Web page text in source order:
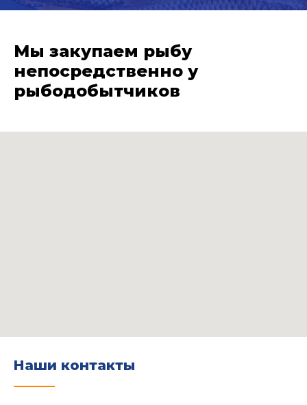
Мы закупаем рыбу
непосредственно у
рыбодобытчиков
Наши контакты